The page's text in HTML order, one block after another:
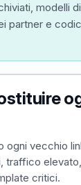
modelli
partner e
ogni vecchio
traffico
critici.